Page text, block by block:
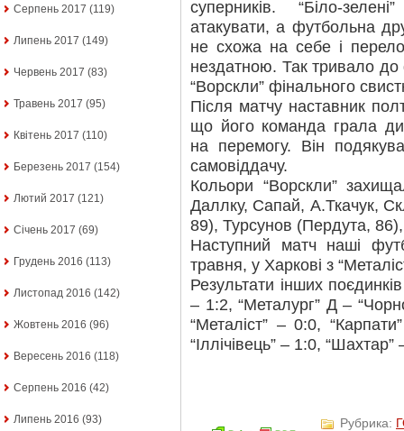
Серпень 2017 (119)
Липень 2017 (149)
Червень 2017 (83)
Травень 2017 (95)
Квітень 2017 (110)
Березень 2017 (154)
Лютий 2017 (121)
Січень 2017 (69)
Грудень 2016 (113)
Листопад 2016 (142)
Жовтень 2016 (96)
Вересень 2016 (118)
Серпень 2016 (42)
Липень 2016 (93)
суперників. “Біло-
атакувати, а футбольна
не схожа на себе і
нездатною. Так тривало
“Ворскли” фінального
Після матчу наставник
що його команда грала
на перемогу. Він
самовіддачу.
Кольори “Ворскли”
Даллку, Сапай, А.Ткачук,
89), Турсунов (Пердута,
Наступний матч наші
травня, у Харкові з
Результати інших
– 1:2, “Металург” Д –
“Металіст” – 0:0,
“Іллічівець” – 1:0,
Рубрика: